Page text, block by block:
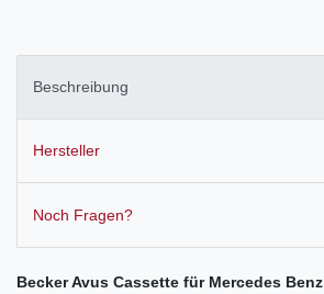
Beschreibung
Hersteller
Noch Fragen?
Becker Avus Cassette für Mercedes Benz